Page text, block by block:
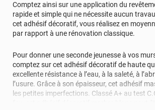
Comptez ainsi sur une application du
rapide et simple qui ne nécessite aucun
cet adhésif décoratif, vous réalisez en
par rapport à une rénovation classique.
Pour donner une seconde jeunesse à vos
comptez sur cet adhésif décoratif de haute
excellente résistance à l’eau, à la saleté, à
l’usure. Grâce à son épaisseur, cet adhésif
les petites imperfections. Classé A+ au test